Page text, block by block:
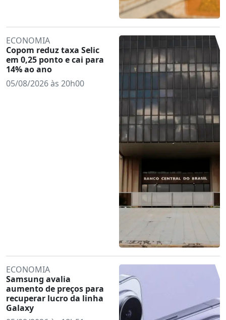
ECONOMIA
Copom reduz taxa Selic
em 0,25 ponto e cai para
14% ao ano
05/08/2026 às 20h00
ECONOMIA
Samsung avalia
aumento de preços para
recuperar lucro da linha
Galaxy